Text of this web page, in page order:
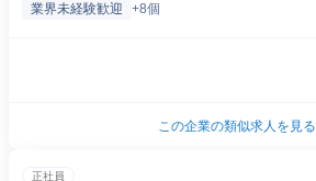
業界未経験歓迎 +8個
この企業の類似求人を見る
正社員